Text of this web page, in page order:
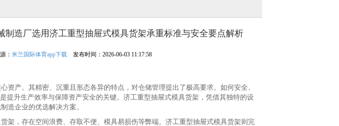
制造厂选用济工重型抽屉式模具货架承重标准与安全要点解析
： 米兰国际体育app下载发布时间：2026-06-03 11:17:58
产。其精密、沉重且形态各异的特点，对仓储管理提出了极高要求。如何安全、
提升生产效率与保障资产安全的关键。济工重型抽屉式模具货架，凭借其独特的设
造企业的优选解决方案。
，存在空间浪费、存取不便、模具易损伤等弊端。济工重型抽屉式模具货架则完